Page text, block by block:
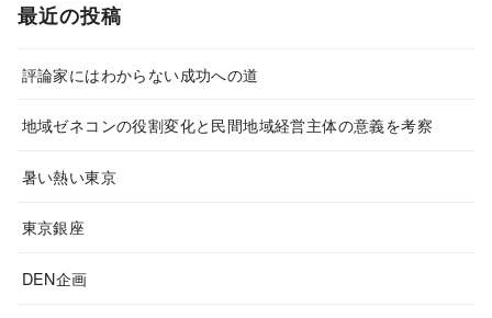
最近の投稿
評論家にはわからない成功への道
地域ゼネコンの役割変化と民間地域経営主体の意義を考察
暑い熱い東京
東京銀座
DEN企画